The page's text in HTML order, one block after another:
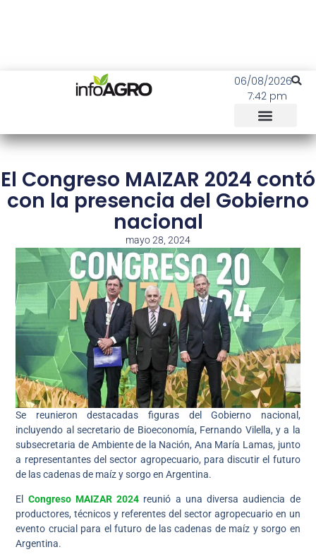
06/08/2026
7:42 pm
El Congreso MAIZAR 2024 contó
con la presencia del Gobierno
nacional
mayo 28, 2024
Se reunieron destacadas figuras del Gobierno nacional,
incluyendo al secretario de Bioeconomía, Fernando Vilella, y a la
subsecretaria de Ambiente de la Nación, Ana María Lamas, junto
a representantes del sector agropecuario, para discutir el futuro
de las cadenas de maíz y sorgo en Argentina.
El Congreso MAIZAR 2024 reunió a una diversa audiencia de
productores, técnicos y referentes del sector agropecuario en un
evento crucial para el futuro de las cadenas de maíz y sorgo en
Argentina.